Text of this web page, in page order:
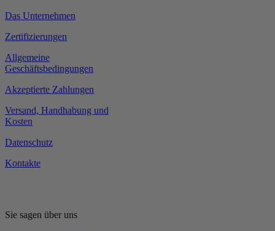
Das Unternehmen
Zertifizierungen
Allgemeine
Geschäftsbedingungen
Akzeptierte Zahlungen
Versand, Handhabung und
Kosten
Datenschutz
Kontakte
Sie sagen über uns